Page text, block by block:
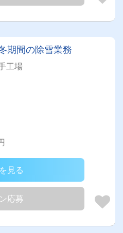
期間の除雪業務
工場
見る
応募